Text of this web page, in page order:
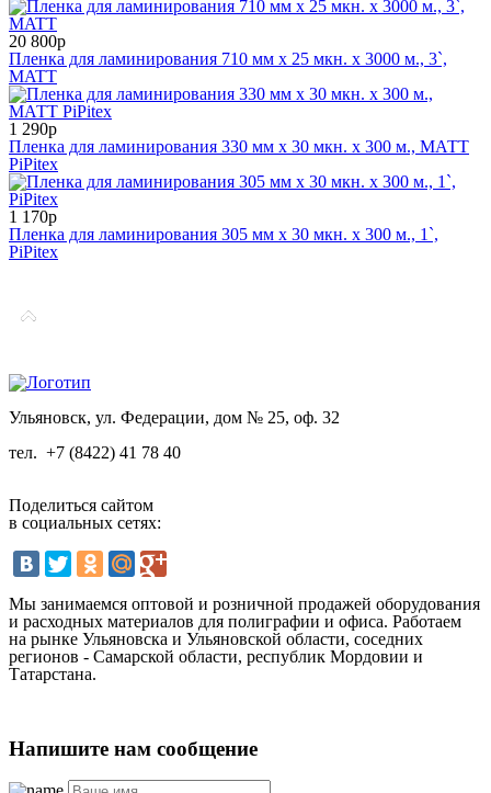
20 800р
Пленка для ламинирования 710 мм x 25 мкн. x 3000 м., 3`,
MATT
1 290р
Пленка для ламинирования 330 мм x 30 мкн. х 300 м., МАТТ
PiPitex
1 170р
Пленка для ламинирования 305 мм x 30 мкн. x 300 м., 1`,
PiPitex
Ульяновск, ул. Федерации, дом № 25, оф. 32
тел. +7 (8422) 41 78 40
Поделиться сайтом
в социальных сетях:
Мы занимаемся оптовой и розничной продажей оборудования
и расходных материалов для полиграфии и офиса. Работаем
на рынке Ульяновска и Ульяновской области, соседних
регионов - Самарской области, республик Мордовии и
Татарстана.
Напишите нам сообщение